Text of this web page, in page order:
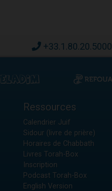
+33.1.80.20.5000
Ressources
Calendrier Juif
Sidour (livre de prière)
Horaires de Chabbath
Livres Torah-Box
Inscription
Podcast Torah-Box
English Version